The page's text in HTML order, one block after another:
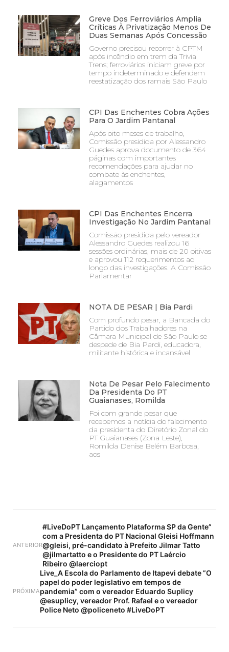
Greve Dos Ferroviários Amplia
Críticas À Privatização Menos De
Duas Semanas Após Concessão
Governo precisou recorrer à CPTM
após incêndio em trem da Trivia
Trens; ferroviários iniciam greve por
tempo indeterminado e defendem
reestatização dos ramais São Paulo
CPI Das Enchentes Cobra Ações
Para O Jardim Pantanal
Após oito meses de trabalho,
Comissão presidida por Alessandro
Guedes aprova documento de 364
páginas com importantes
recomendações para ajudar no
combate às enchentes,
alagamentos
CPI Das Enchentes Encerra
Investigação No Jardim Pantanal
Comissão presidida pelo vereador
Alessandro Guedes realizou 16
sessões ordinárias, mais de 20 oitivas
e aprovou 112 requerimentos ao
longo das investigações. A Comissão
Parlamentar
NOTA DE PESAR | Bia Pardi
Com profundo pesar, a Bancada do
Partido dos Trabalhadores na
Câmara Municipal de São Paulo se
despede de Bia Pardi, educadora,
militante histórica e incansável
Nota De Pesar Pelo Falecimento
Da Presidenta Do PT
Guaianases, Romilda
Foi com grande pesar que
recebemos a notícia do falecimento
da presidenta do Diretório Zonal do
PT Guaianases (Zona Leste),
Romilda Denise Belém Barbosa,
aos
ANTERIOR
#LiveDoPT Lançamento Plataforma SP da Gente”
com a Presidenta do PT Nacional Gleisi Hoffmann
@gleisi, pré-candidato à Prefeito Jilmar Tatto
@jilmartatto e o Presidente do PT Laércio
Ribeiro @laerciopt
PRÓXIMA
Live_A Escola do Parlamento de Itapevi debate ”O
papel do poder legislativo em tempos de
pandemia” com o vereador Eduardo Suplicy
@esuplicy, vereador Prof. Rafael e o vereador
Police Neto @policeneto #LiveDoPT